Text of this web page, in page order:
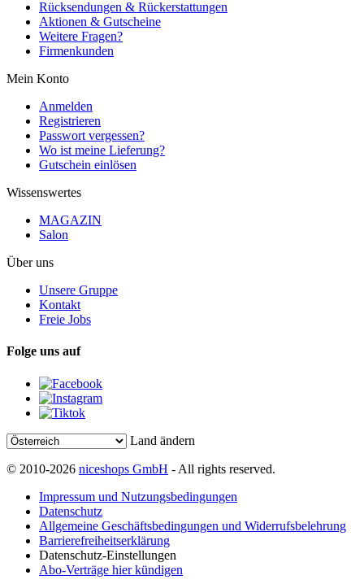
Rücksendungen & Rückerstattungen
Aktionen & Gutscheine
Weitere Fragen?
Firmenkunden
Mein Konto
Anmelden
Registrieren
Passwort vergessen?
Wo ist meine Lieferung?
Gutschein einlösen
Wissenswertes
MAGAZIN
Salon
Über uns
Unsere Gruppe
Kontakt
Freie Jobs
Folge uns auf
Land ändern
© 2010-2026 niceshops GmbH - All rights reserved.
Impressum und Nutzungsbedingungen
Datenschutz
Allgemeine Geschäftsbedingungen und Widerrufsbelehrung
Barrierefreiheitserklärung
Datenschutz-Einstellungen
Abo-Verträge hier kündigen